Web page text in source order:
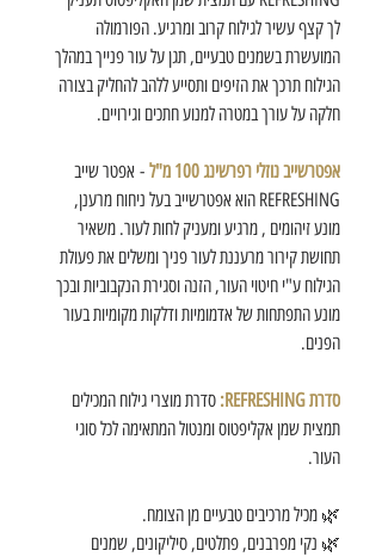
לך קצף עשיר לגילוח קרוב ומרגיע. הפורמולה
המועשרת בשמנים טבעיים, תגן על עור פנייך במהלך
הגילוח תרכך את הזיפים ותסייע ללהב להחליק בצורה
חלקה על עורך במטרה למנוע חתכים וגירויים.
אפטרשייב נוזלי רפרשינג 100 מ"ל
- אפטר שייב
REFRESHING הוא אפטרשייב בעל ניחוח מרענן,
מונע זיהומים , מרגיע ומעניק לחות לעור. משאיר
תחושת קירור מרעננת לעור פניך ומשלים את פעולת
הגילוח ע"י חיטוי העור, הזנה וסגירת הנקבוביות ובכך
מונע התפתחות של אדמומיות ודלקות מקומיות בעור
הפנים.
סדרת REFRESHING:
סדרת מוצרי גילוח המכילים
תמצית שמן אקליפטוס ומנטול המתאימה לכל סוגי
העור.
🌿 מכיל מרכיבים טבעיים מן הצומח.
🌿 נקי מפרבנים, פתלטים, סיליקונים, שמנים